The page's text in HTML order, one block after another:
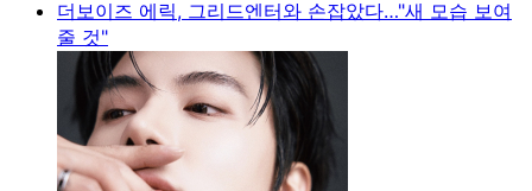
더보이즈 에릭, 그리드엔터와 손잡았다…"새 모습 보여
줄 것"